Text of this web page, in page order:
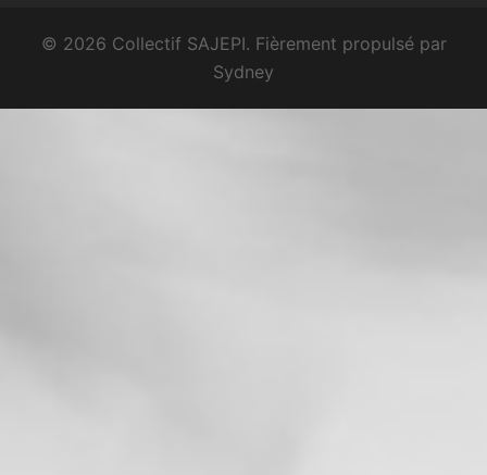
© 2026 Collectif SAJEPI. Fièrement propulsé par
Sydney